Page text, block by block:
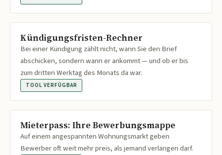
Kündigungsfristen-Rechner
Bei einer Kündigung zählt nicht, wann Sie den Brief
abschicken, sondern wann er ankommt — und ob er bis
zum dritten Werktag des Monats da war.
TOOL VERFÜGBAR
Mieterpass: Ihre Bewerbungsmappe
Auf einem angespannten Wohnungsmarkt geben
Bewerber oft weit mehr preis, als jemand verlangen darf.